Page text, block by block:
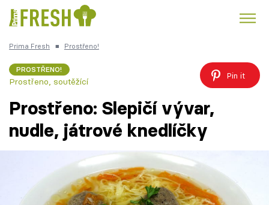
Česká kuchyně
Recepty
Prima Fresh ■ Prostřeno!
PROSTŘENO!
Prostřeno, soutěžící
Pin it
Prostřeno: Slepičí vývar,
nudle, játrové knedlíčky